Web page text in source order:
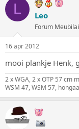
L Leo
Forum
16 apr 2012
mooi plankje Henk,
2 x WGA, 2 x OTP 57 cm
WSM 47, WSM 57,